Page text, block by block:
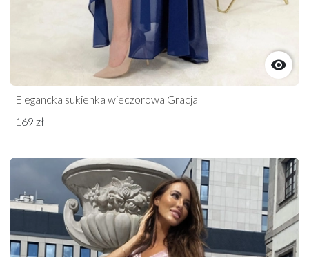

Elegancka sukienka wieczorowa Gracja
169 zł